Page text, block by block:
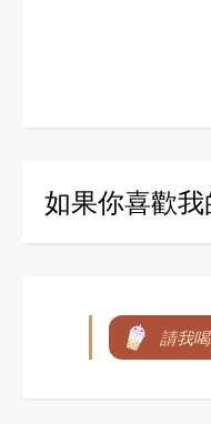
如果你喜歡我
請我